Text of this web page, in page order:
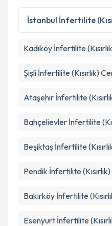
İstanbul İnfertilite
Kadıköy İnfertilite
Şişli İnfertilite (Kısırlık)
Ataşehir İnfertilite
Bahçelievler İnfertilite
Beşiktaş İnfertilite
Pendik İnfertilite
Bakırköy İnfertilite
Esenyurt İnfertilite